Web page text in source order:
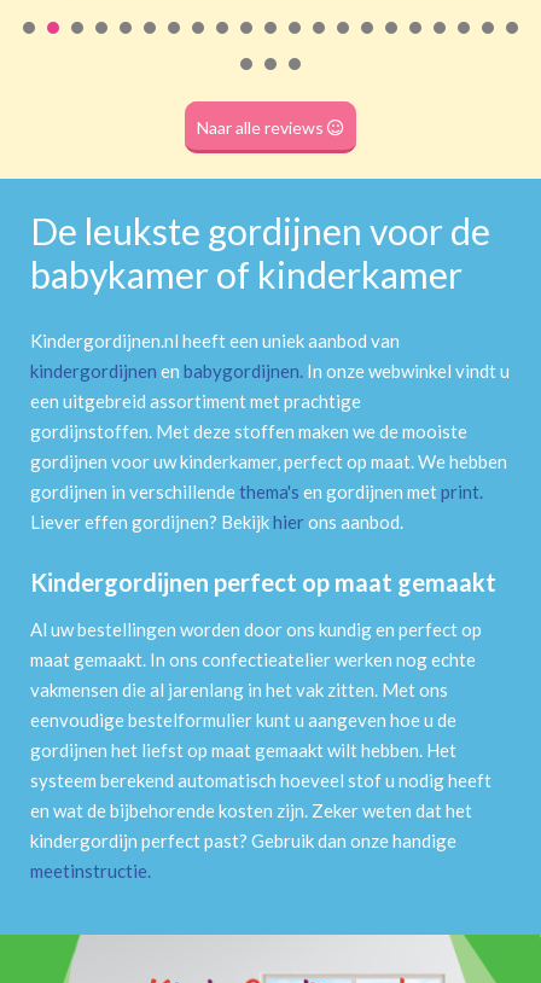
(dubbele tunnel)
Naar alle reviews
De leukste gordijnen voor de
babykamer of kinderkamer
Kindergordijnen.nl heeft een uniek aanbod van
kindergordijnen en babygordijnen. In onze webwinkel vindt u
een uitgebreid assortiment met prachtige
gordijnstoffen. Met deze stoffen maken we de mooiste
gordijnen voor uw kinderkamer, perfect op maat. We hebben
gordijnen in verschillendethema's en gordijnen metprint.
Liever effen gordijnen? Bekijkhierons aanbod.
Kindergordijnen perfect op maat gemaakt
Al uw bestellingen worden door ons kundig en perfect op
maat gemaakt. In ons confectieatelier werken nog echte
vakmensen die al jarenlang in het vak zitten. Met ons
eenvoudige bestelformulier kunt u aangeven hoe u de
gordijnen het liefst op maat gemaakt wilt hebben. Het
systeem berekend automatisch hoeveel stof u nodig heeft
en wat de bijbehorende kosten zijn. Zeker weten dat het
kindergordijn perfect past? Gebruik dan onze handige
meetinstructie.